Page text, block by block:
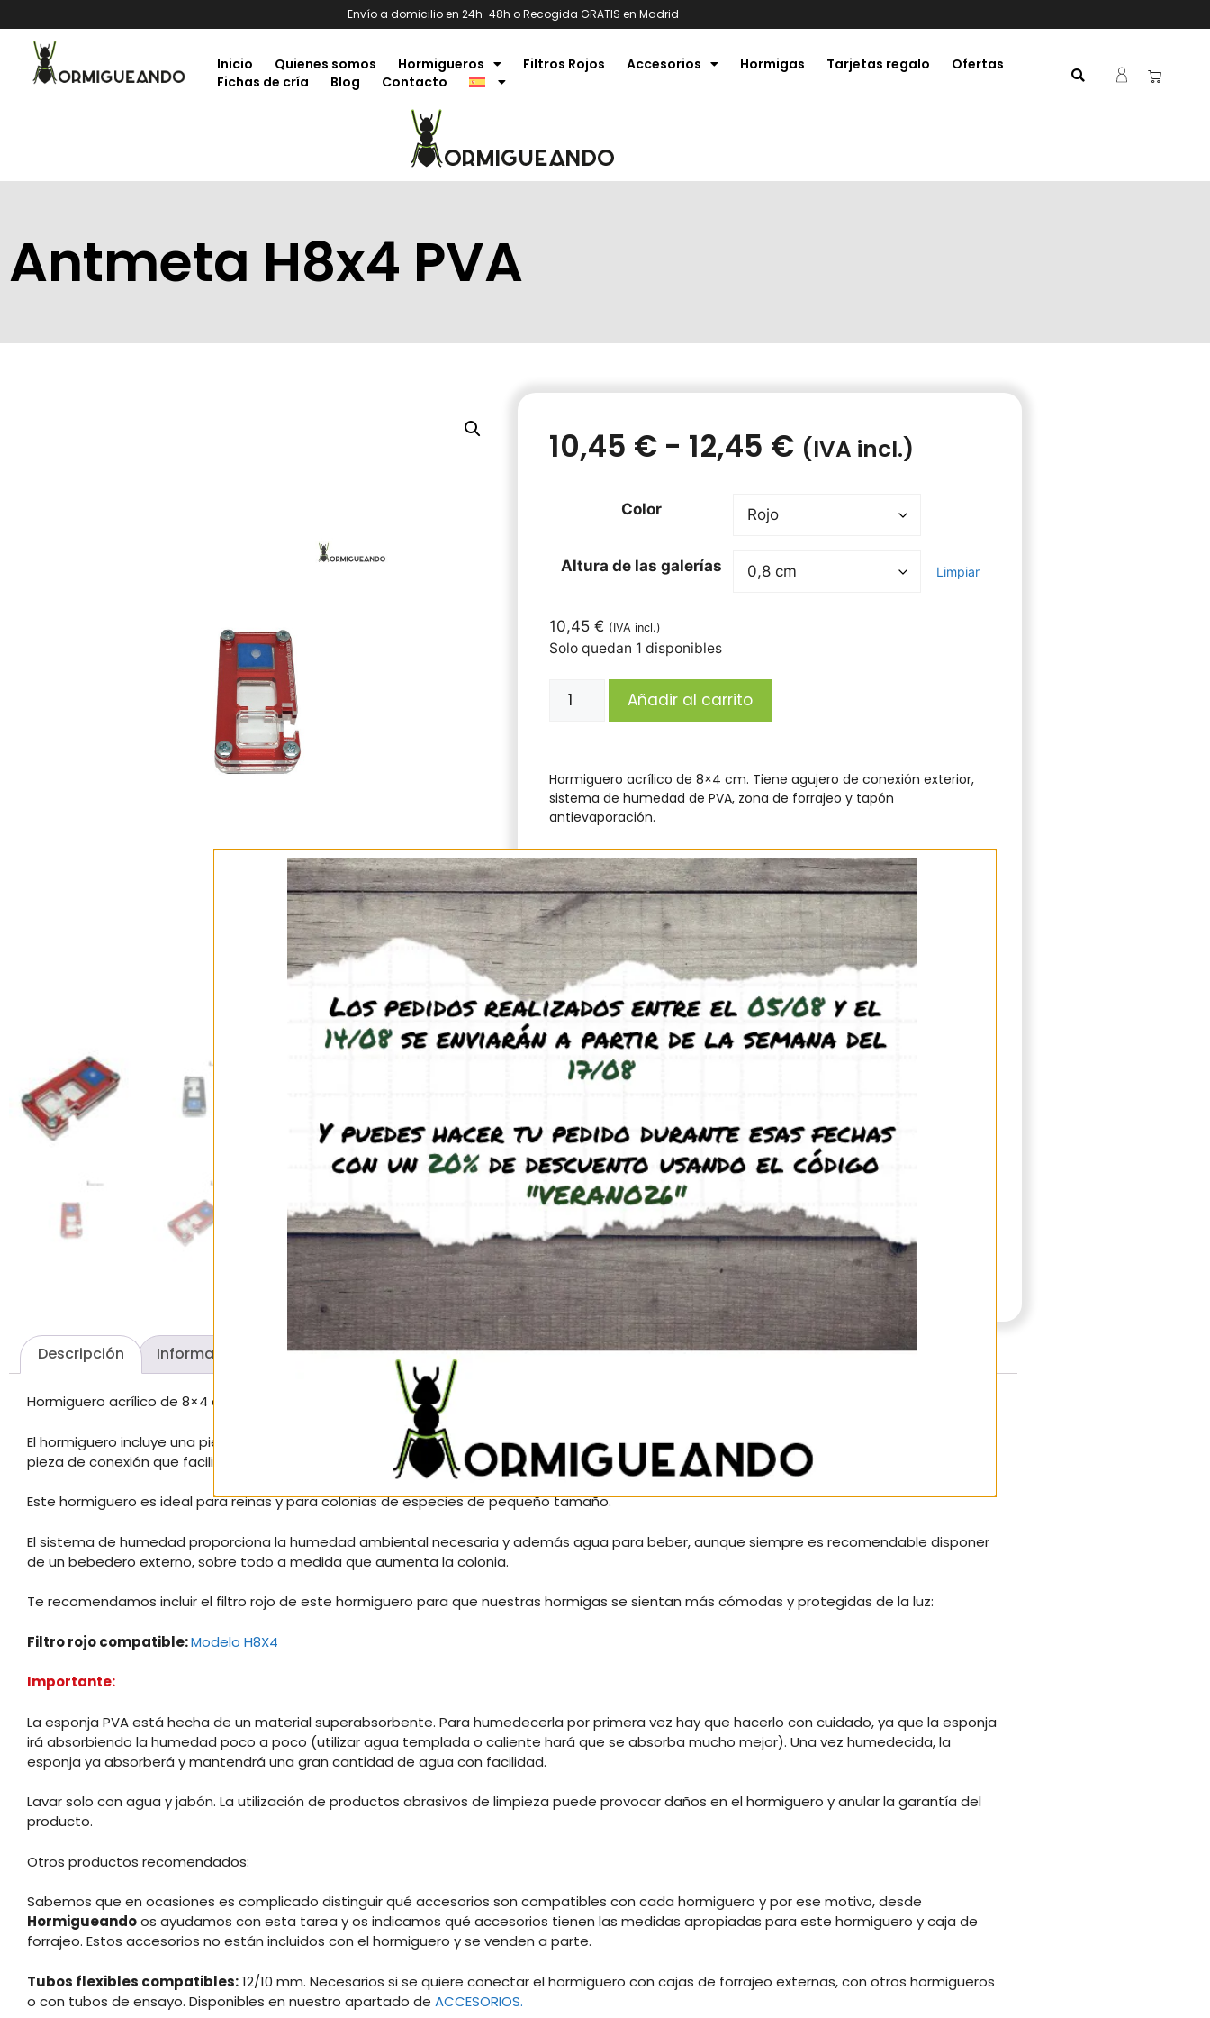
Envío a domicilio en 24h-48h o Recogida GRATIS en Madrid
Inicio Quienes somos Hormigueros Filtros Rojos Accesorios Hormigas Tarjetas regalo
Ofertas
Fichas de cría
Blog Contacto
Antmeta H8x4 PVA
10,45 € - 12,45 € (IVA incl.)
Color
Altura de las galerías Limpiar
10,45 € (IVA incl.)
Solo quedan 1 disponibles
Añadir al carrito
Hormiguero acrílico de 8×4 cm. Tiene agujero de conexión exterior,
sistema de humedad de PVA, zona de forrajeo y tapón
antievaporación.
Te recomendamos incluir el filtro rojo de este hormiguero para que
nuestras hormigas se sientan más cómodas y protegidas de la luz:
Filtro rojo compatible:Modelo H8X4
Descripción Información adicional Valoraciones (0) Preguntas y respuestas
Hormiguero acrílico de 8×4 cm. Tiene agujero de conexión exterior, sistema de humedad de PVA, zona de forrajeo y tapón antievaporación.
El hormiguero incluye una pieza de cierre para la conexión externa por si ésta no se quiere utilizar (por tanto no se requieren tapones) y una
pieza de conexión que facilita el perfecto encaje de los tubos flexibles apropiados.
Este hormiguero es ideal para reinas y para colonias de especies de pequeño tamaño.
El sistema de humedad proporciona la humedad ambiental necesaria y además agua para beber, aunque siempre es recomendable disponer
de un bebedero externo, sobre todo a medida que aumenta la colonia.
Te recomendamos incluir el filtro rojo de este hormiguero para que nuestras hormigas se sientan más cómodas y protegidas de la luz:
Filtro rojo compatible:Modelo H8X4
Importante:
La esponja PVA está hecha de un material superabsorbente. Para humedecerla por primera vez hay que hacerlo con cuidado, ya que la esponja
irá absorbiendo la humedad poco a poco (utilizar agua templada o caliente hará que se absorba mucho mejor). Una vez humedecida, la
esponja ya absorberá y mantendrá una gran cantidad de agua con facilidad.
Lavar solo con agua y jabón. La utilización de productos abrasivos de limpieza puede provocar daños en el hormiguero y anular la garantía del
producto.
Otros productos recomendados:
Sabemos que en ocasiones es complicado distinguir qué accesorios son compatibles con cada hormiguero y por ese motivo, desde
Hormigueandoos ayudamos con esta tarea y os indicamos qué accesorios tienen las medidas apropiadas para este hormiguero y caja de
forrajeo. Estos accesorios no están incluidos con el hormiguero y se venden a parte.
Tubos flexibles compatibles:12/10 mm. Necesarios si se quiere conectar el hormiguero con cajas de forrajeo externas, con otros hormigueros
o con tubos de ensayo. Disponibles en nuestro apartado de ACCESORIOS.